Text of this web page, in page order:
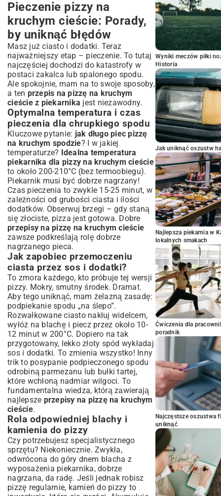
Pieczenie pizzy na
kruchym cieście: Porady,
by uniknąć błędów
Masz już ciasto i dodatki. Teraz
najważniejszy etap – pieczenie. To tutaj
najczęściej dochodzi do katastrofy w
postaci zakalca lub spalonego spodu.
Ale spokojnie, mam na to swoje sposoby,
a ten przepis na pizzę na kruchym
cieście z piekarnika jest niezawodny.
Optymalna temperatura i czas
pieczenia dla chrupkiego spodu
Kluczowe pytanie: jak długo piec pizzę
na kruchym spodzie? I w jakiej
temperaturze? Idealna temperatura
piekarnika dla pizzy na kruchym cieście
to około 200-210°C (bez termoobiegu).
Piekarnik musi być dobrze nagrzany!
Czas pieczenia to zwykle 15-25 minut, w
zależności od grubości ciasta i ilości
dodatków. Obserwuj brzegi – gdy staną
się złociste, pizza jest gotowa. Dobre
przepisy na pizzę na kruchym cieście
zawsze podkreślają rolę dobrze
nagrzanego pieca.
Jak zapobiec przemoczeniu
ciasta przez sos i dodatki?
To zmora każdego, kto próbuje tej wersji
pizzy. Mokry, smutny środek. Dramat.
Aby tego uniknąć, mam żelazną zasadę:
podpiekanie spodu „na ślepo”.
Rozwałkowane ciasto nakłuj widelcem,
wyłóż na blachę i piecz przez około 10-
12 minut w 200°C. Dopiero na tak
przygotowany, lekko złoty spód wykładaj
sos i dodatki. To zmienia wszystko! Inny
trik to posypanie podpieczonego spodu
odrobiną parmezanu lub bułki tartej,
które wchłoną nadmiar wilgoci. To
fundamentalna wiedza, którą zawierają
najlepsze przepisy na pizzę na kruchym
cieście.
Rola odpowiedniej blachy i
kamienia do pizzy
Czy potrzebujesz specjalistycznego
sprzętu? Niekoniecznie. Zwykła,
odwrócona do góry dnem blacha z
wyposażenia piekarnika, dobrze
nagrzana, da radę. Jeśli jednak robisz
pizzę regularnie, kamień do pizzy to
Wyniki meczów piłki
Historia
Jak uniknąć oszustw
Najlepsza piekarnia w
lokalnych smakach
Ćwiczenia dla
poradnik
Najczęstsze oszustwa
uniknąć